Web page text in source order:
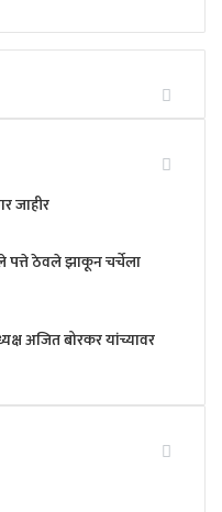
जाहीर
पत्ते ठेवले झाकून चर्चेला
अजित बोरकर यांच्यावर